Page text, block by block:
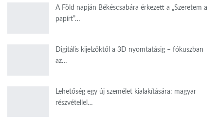
A Föld napján Békéscsabára érkezett a „Szeretem a
papírt”…
Digitális kijelzőktől a 3D nyomtatásig – fókuszban
az…
Lehetőség egy új személet kialakítására: magyar
részvétellel…